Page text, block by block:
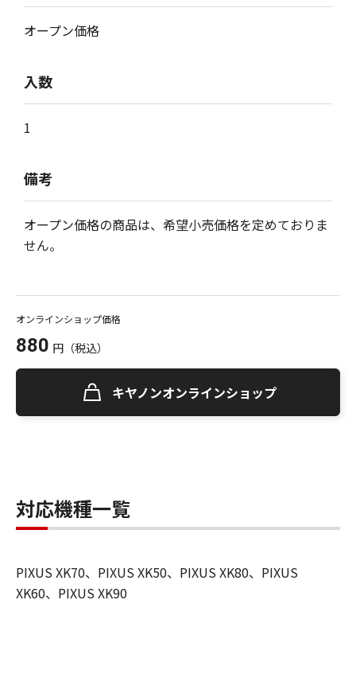
オープン価格
入数
1
備考
オープン価格の商品は、希望小売価格を定めておりま
せん。
オンラインショップ価格
880 円 （税込）
キヤノンオンラインショップ
対応機種一覧
PIXUS XK70、PIXUS XK50、PIXUS XK80、PIXUS
XK60、PIXUS XK90